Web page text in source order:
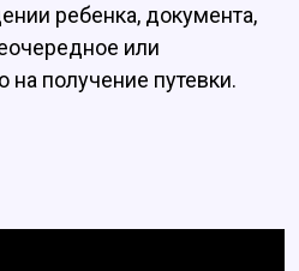
ребенка, документа,
или
получение путевки.